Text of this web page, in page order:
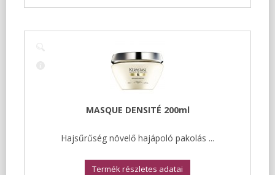
MASQUE DENSITÉ 200ml
Hajsűrűség növelő hajápoló pakolás ...
Termék részletes adatai